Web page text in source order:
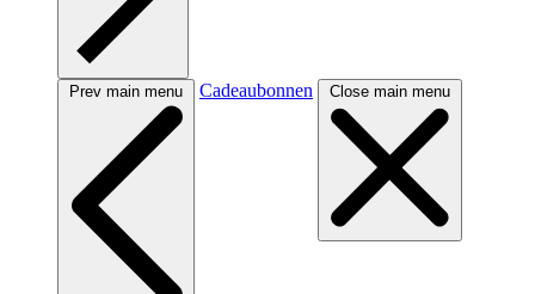
Prev main menu Cadeaubonnen Close main menu